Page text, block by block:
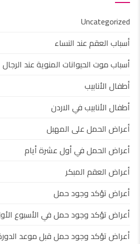
Uncategorized
أسباب العقم عند النساء
أسباب موت الحيوانات المنوية عند الرجال
أطفال الأنابيب
أطفال الأنابيب في الاردن
أعراض الحمل على المهبل
أعراض الحمل في أول عشرة أيام
أعراض العقم المبكر
أعراض تؤكد وجود حمل
أعراض تؤكد وجود حمل في الأسبوع
أعراض تؤكد وجود حمل قبل موعد